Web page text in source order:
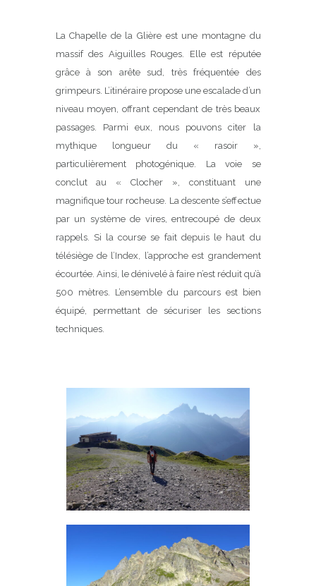
La Chapelle de la Glière est une montagne du
massif des Aiguilles Rouges. Elle est réputée
grâce à son arête sud, très fréquentée des
grimpeurs. L’itinéraire propose une escalade d’un
niveau moyen, offrant cependant de très beaux
passages. Parmi eux, nous pouvons citer la
mythique longueur du « rasoir »,
particulièrement photogénique. La voie se
conclut au « Clocher », constituant une
magnifique tour rocheuse. La descente s’effectue
par un système de vires, entrecoupé de deux
rappels. Si la course se fait depuis le haut du
télésiège de l’Index, l’approche est grandement
écourtée. Ainsi, le dénivelé à faire n’est réduit qu’à
500 mètres. L’ensemble du parcours est bien
équipé, permettant de sécuriser les sections
techniques.